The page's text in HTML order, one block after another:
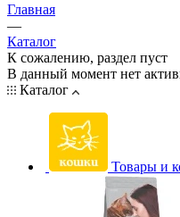
Главная
—
Каталог
К сожалению, раздел пуст
В данный момент нет
Каталог
Товары и